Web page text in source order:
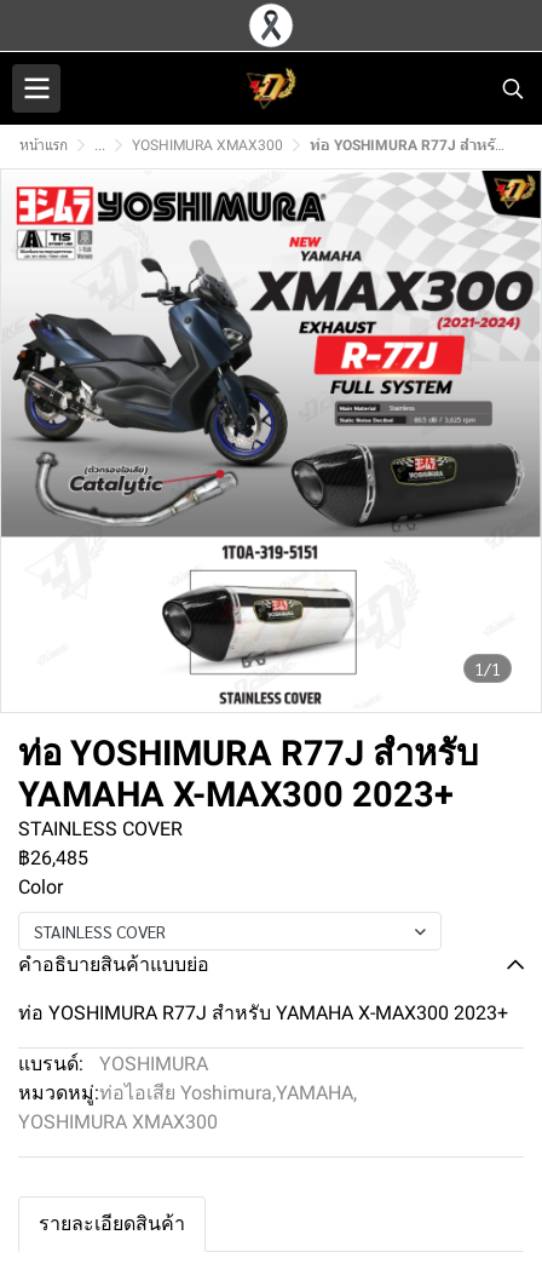
หน้าแรก ... YOSHIMURA XMAX300 ท่อ YOSHIMURA R77J สำหรับ YAMAHA X-MAX300 2023+
1/1
ท่อ YOSHIMURA R77J สำหรับ
YAMAHA X-MAX300 2023+
STAINLESS COVER
฿26,485
Color
STAINLESS COVER
คำอธิบายสินค้าแบบย่อ
ท่อ YOSHIMURA R77J สำหรับ YAMAHA X-MAX300 2023+
แบรนด์:
YOSHIMURA
หมวดหมู่:ท่อไอเสีย Yoshimura,YAMAHA,
YOSHIMURA XMAX300
รายละเอียดสินค้า